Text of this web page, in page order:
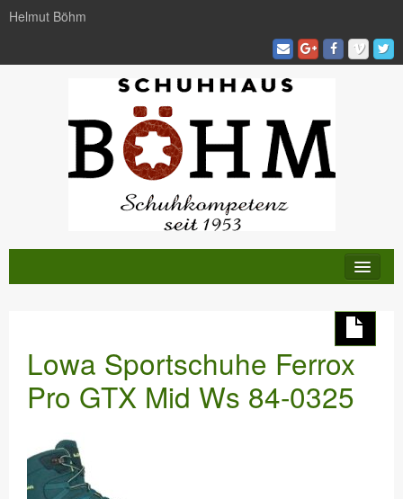
Helmut Böhm
DANKE
Lowa Sportschuhe Ferrox
Pro GTX Mid Ws 84-0325